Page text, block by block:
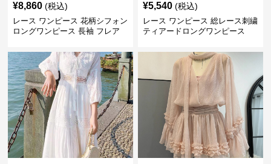
¥8,860 (税込)
レース ワンピース 花柄シフォン
ロングワンピース 長袖 フレア
¥5,540 (税込)
レース ワンピース 総レース刺繍
ティアードロングワンピース